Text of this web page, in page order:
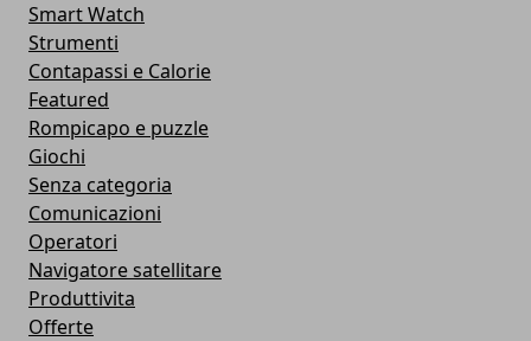
Smart Watch
Strumenti
Contapassi e Calorie
Featured
Rompicapo e puzzle
Giochi
Senza categoria
Comunicazioni
Operatori
Navigatore satellitare
Produttivita
Offerte